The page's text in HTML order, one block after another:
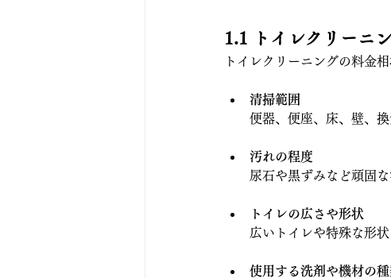
1.1 トイレクリーニ
トイレクリーニングの料金
清掃範囲
便器、便座、床、壁、
汚れの程度
尿石や黒ずみなど頑固
トイレの広さや形状
広いトイレや特殊な形
使用する洗剤や機材の